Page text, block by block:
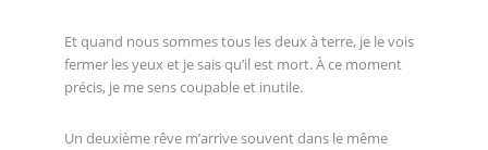
Et quand nous sommes tous les deux à terre, je le vois
fermer les yeux et je sais qu’il est mort. À ce moment
précis, je me sens coupable et inutile.
Un deuxième rêve m’arrive souvent dans le même